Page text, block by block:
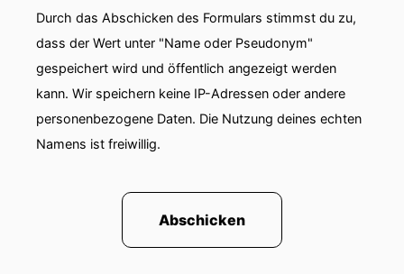
Durch das Abschicken des Formulars stimmst du zu,
dass der Wert unter "Name oder Pseudonym"
gespeichert wird und öffentlich angezeigt werden
kann. Wir speichern keine IP-Adressen oder andere
personenbezogene Daten. Die Nutzung deines echten
Namens ist freiwillig.
Abschicken